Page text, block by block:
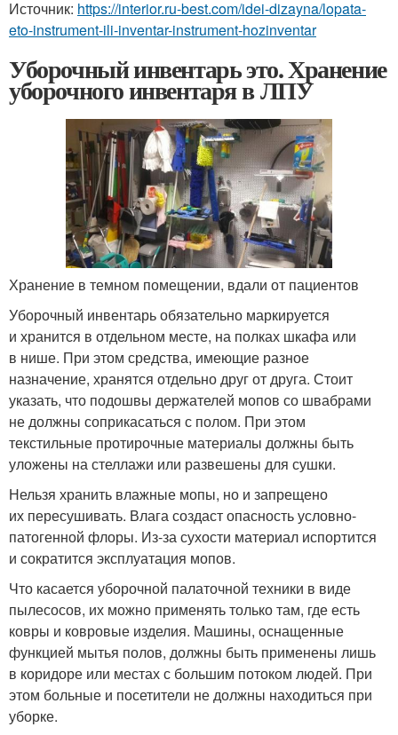
Источник: https://interior.ru-best.com/idei-dizayna/lopata-
eto-instrument-ili-inventar-instrument-hozinventar
Уборочный инвентарь это. Хранение
уборочного инвентаря в ЛПУ
Хранение в темном помещении, вдали от пациентов
Уборочный инвентарь обязательно маркируется
и хранится в отдельном месте, на полках шкафа или
в нише. При этом средства, имеющие разное
назначение, хранятся отдельно друг от друга. Стоит
указать, что подошвы держателей мопов со швабрами
не должны соприкасаться с полом. При этом
текстильные протирочные материалы должны быть
уложены на стеллажи или развешены для сушки.
Нельзя хранить влажные мопы, но и запрещено
их пересушивать. Влага создаст опасность условно-
патогенной флоры. Из-за сухости материал испортится
и сократится эксплуатация мопов.
Что касается уборочной палаточной техники в виде
пылесосов, их можно применять только там, где есть
ковры и ковровые изделия. Машины, оснащенные
функцией мытья полов, должны быть применены лишь
в коридоре или местах с большим потоком людей. При
этом больные и посетители не должны находиться при
уборке.